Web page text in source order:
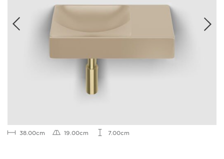
38.00cm 19.00cm 7.00cm